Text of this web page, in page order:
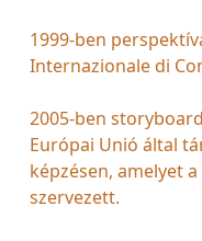
1999-ben
Internazionale di
2005-ben
Európai Unió által
képzésen, amelyet a
szervezett.